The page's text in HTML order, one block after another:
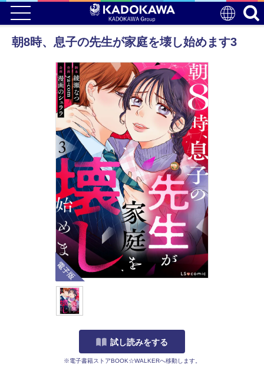
朝8時、息子の先生が家庭を壊し始めます3
電子版
試し読みをする
※電子書籍ストアBOOK☆WALKERへ移動します。